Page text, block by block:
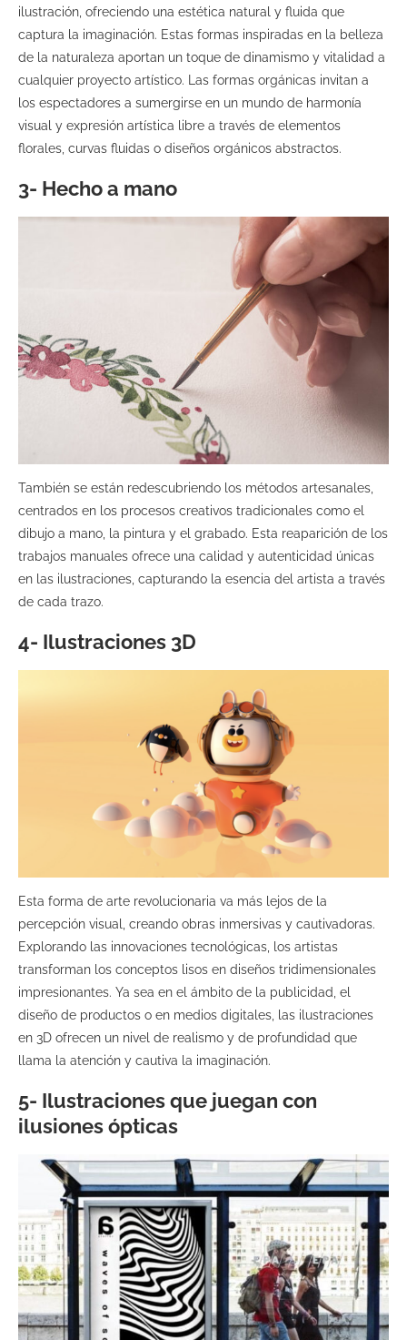
ilustración, ofreciendo una estética natural y fluida que
captura la imaginación. Estas formas inspiradas en la belleza
de la naturaleza aportan un toque de dinamismo y vitalidad a
cualquier proyecto artístico. Las formas orgánicas invitan a
los espectadores a sumergirse en un mundo de harmonía
visual y expresión artística libre a través de elementos
florales, curvas fluidas o diseños orgánicos abstractos.
3- Hecho a mano
También se están redescubriendo los métodos artesanales,
centrados en los procesos creativos tradicionales como el
dibujo a mano, la pintura y el grabado. Esta reaparición de los
trabajos manuales ofrece una calidad y autenticidad únicas
en las ilustraciones, capturando la esencia del artista a través
de cada trazo.
4- Ilustraciones 3D
Esta forma de arte revolucionaria va más lejos de la
percepción visual, creando obras inmersivas y cautivadoras.
Explorando las innovaciones tecnológicas, los artistas
transforman los conceptos lisos en diseños tridimensionales
impresionantes. Ya sea en el ámbito de la publicidad, el
diseño de productos o en medios digitales, las ilustraciones
en 3D ofrecen un nivel de realismo y de profundidad que
llama la atención y cautiva la imaginación.
5- Ilustraciones que juegan con
ilusiones ópticas